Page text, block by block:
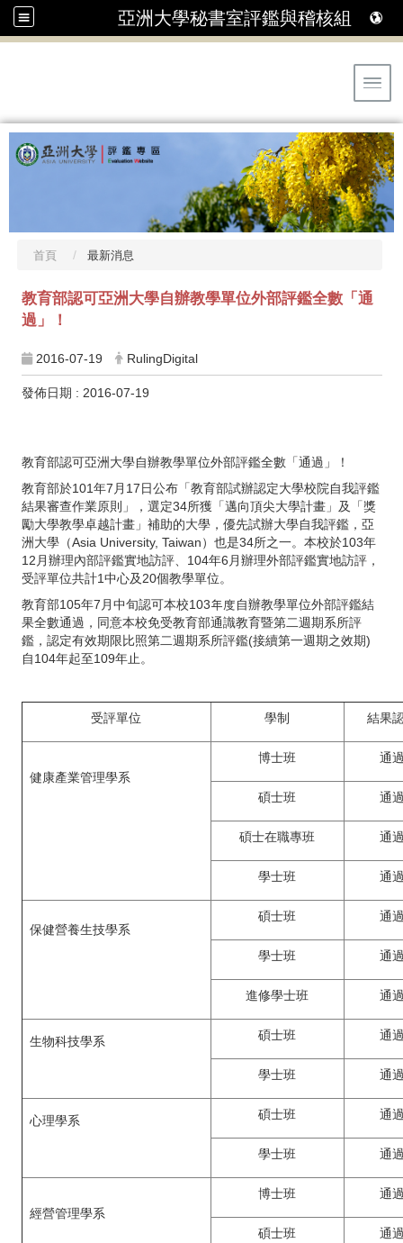
亞洲大學秘書室評鑑與稽核組
首頁 最新消息
教育部認可亞洲大學自辦教學單位外部評鑑全數「通
過」！
2016-07-19 RulingDigital
發佈日期 : 2016-07-19
教育部認可亞洲大學自辦教學單位外部評鑑全數「通過」！
教育部於101年7月17日公布「教育部試辦認定大學校院自我評鑑
結果審查作業原則」，選定34所獲「邁向頂尖大學計畫」及「獎
勵大學教學卓越計畫」補助的大學，優先試辦大學自我評鑑，亞
洲大學（Asia University, Taiwan）也是34所之一。本校於103年
12月辦理內部評鑑實地訪評、104年6月辦理外部評鑑實地訪評，
受評單位共計1中心及20個教學單位。
教育部105年7月中旬認可本校103年度自辦教學單位外部評鑑結
果全數通過，同意本校免受教育部通識教育暨第二週期系所評
鑑，認定有效期限比照第二週期系所評鑑(接續第一週期之效期)
自104年起至109年止。
受評單位 學制 結果
健康產業管理學系
博士班 通
碩士班 通
碩士在職專班 通
學士班 通
保健營養生技學系
碩士班 通
學士班 通
進修學士班 通
生物科技學系 碩士班 通
學士班 通
心理學系 碩士班 通
學士班 通
經營管理學系
博士班 通
碩士班 通